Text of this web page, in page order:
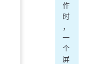
作
时
，
一
个
屏